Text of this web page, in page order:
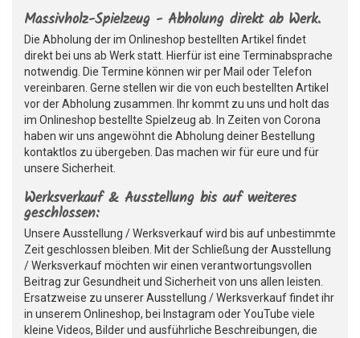
Massivholz-Spielzeug - Abholung direkt ab Werk.
Die Abholung der im Onlineshop bestellten Artikel findet
direkt bei uns ab Werk statt. Hierfür ist eine Terminabsprache
notwendig. Die Termine können wir per Mail oder Telefon
vereinbaren. Gerne stellen wir die von euch bestellten Artikel
vor der Abholung zusammen. Ihr kommt zu uns und holt das
im Onlineshop bestellte Spielzeug ab. In Zeiten von Corona
haben wir uns angewöhnt die Abholung deiner Bestellung
kontaktlos zu übergeben. Das machen wir für eure und für
unsere Sicherheit.
Werksverkauf & Ausstellung bis auf weiteres
geschlossen:
Unsere Ausstellung / Werksverkauf wird bis auf unbestimmte
Zeit geschlossen bleiben. Mit der Schließung der Ausstellung
/ Werksverkauf möchten wir einen verantwortungsvollen
Beitrag zur Gesundheit und Sicherheit von uns allen leisten.
Ersatzweise zu unserer Ausstellung / Werksverkauf findet ihr
in unserem Onlineshop, bei Instagram oder YouTube viele
kleine Videos, Bilder und ausführliche Beschreibungen, die